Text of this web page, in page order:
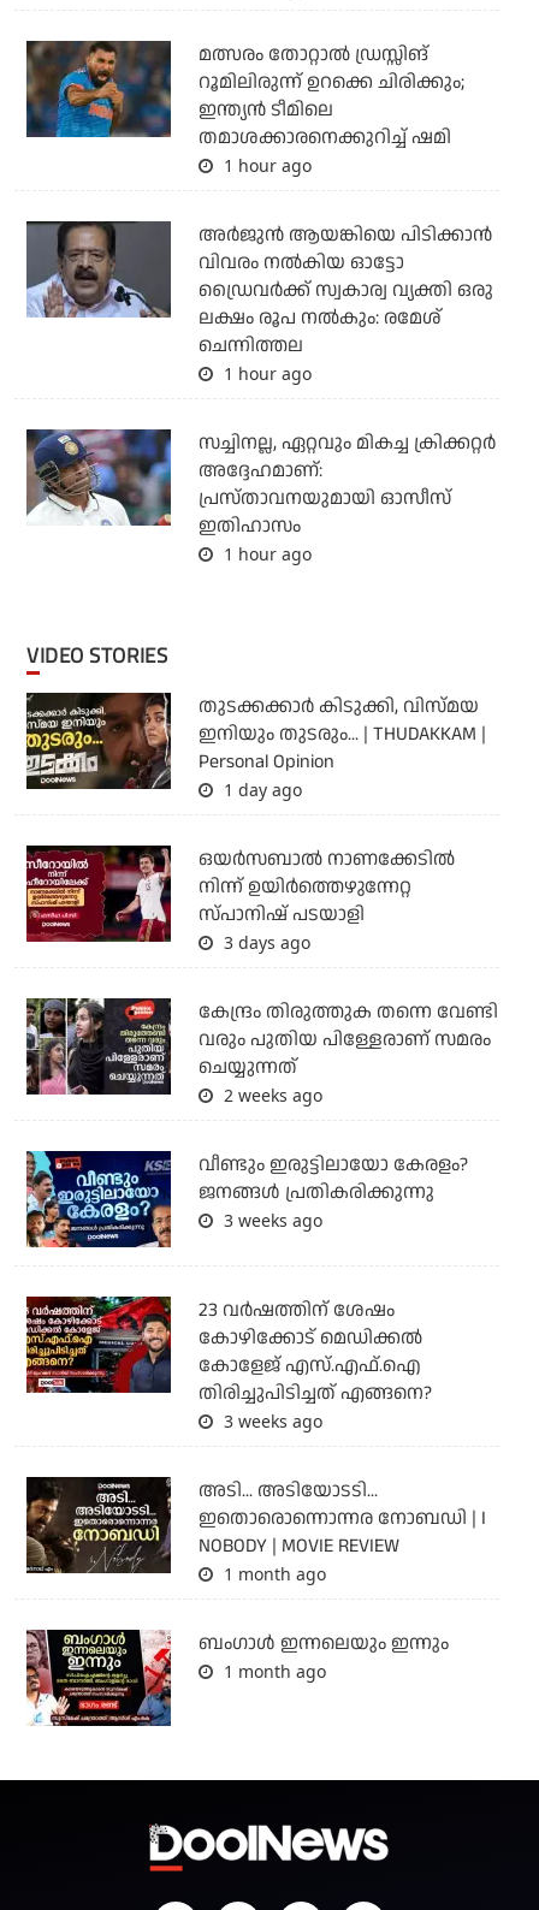
മത്സരം തോറ്റാല്‍ ഡ്രസ്സിങ്
റൂമിലിരുന്ന് ഉറക്കെ ചിരിക്കും;
ഇന്ത്യന്‍ ടീമിലെ
തമാശക്കാരനെക്കുറിച്ച് ഷമി
1 hour ago
അര്‍ജുന്‍ ആയങ്കിയെ പിടിക്കാന്‍
വിവരം നല്‍കിയ ഓട്ടോ
ഡ്രൈവര്‍ക്ക് സ്വകാര്വ വ്യക്തി ഒരു
ലക്ഷം രൂപ നല്‍കും: രമേശ്
ചെന്നിത്തല
1 hour ago
സച്ചിനല്ല, ഏറ്റവും മികച്ച ക്രിക്കറ്റര്‍
അദ്ദേഹമാണ്:
പ്രസ്താവനയുമായി ഓസീസ്
ഇതിഹാസം
1 hour ago
VIDEO STORIES
തുടക്കക്കാര്‍ കിടുക്കി, വിസ്മയ
ഇനിയും തുടരും... | THUDAKKAM |
Personal Opinion
1 day ago
ഒയര്‍സബാൽ നാണക്കേടിൽ
നിന്ന് ഉയിർത്തെഴുന്നേറ്റ
സ്പാനിഷ് പടയാളി
3 days ago
കേന്ദ്രം തിരുത്തുക തന്നെ വേണ്ടി
വരും പുതിയ പിള്ളേരാണ് സമരം
ചെയ്യുന്നത്
2 weeks ago
വീണ്ടും ഇരുട്ടിലായോ കേരളം?
ജനങ്ങൾ പ്രതികരിക്കുന്നു
3 weeks ago
23 വർഷത്തിന് ശേഷം
കോഴിക്കോട് മെഡിക്കൽ
കോളേജ് എസ്.എഫ്.ഐ
തിരിച്ചുപിടിച്ചത് എങ്ങനെ?
3 weeks ago
അടി... അടിയോടടി...
ഇതൊരൊന്നൊന്നര നോബഡി | I
NOBODY | MOVIE REVIEW
1 month ago
ബംഗാള്‍ ഇന്നലെയും ഇന്നും
1 month ago